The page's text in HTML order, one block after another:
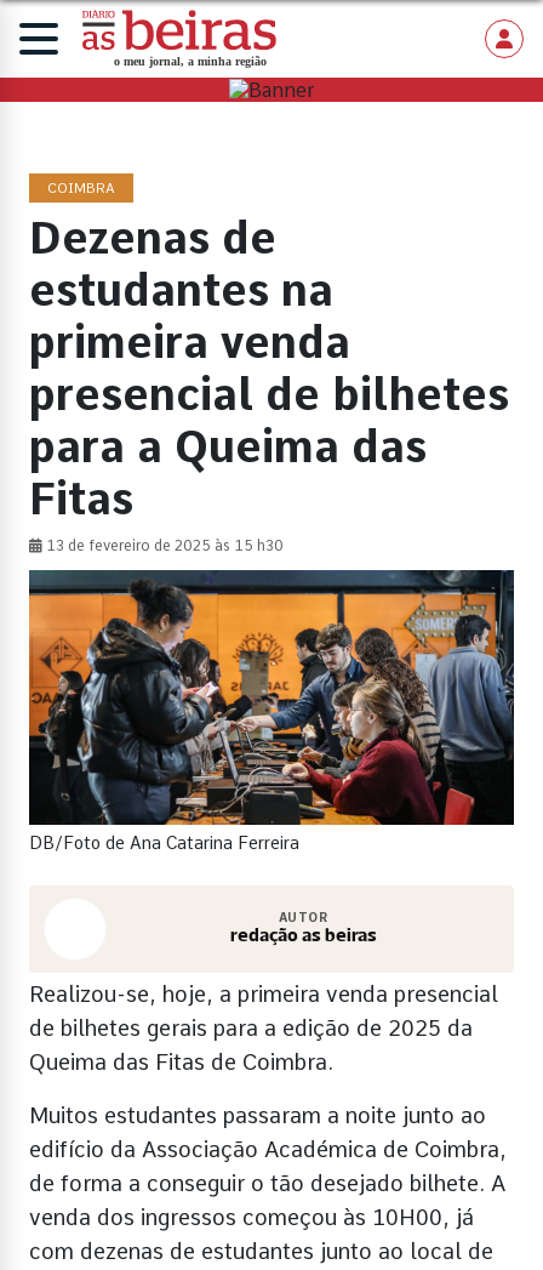
COIMBRA
Dezenas de
estudantes na
primeira venda
presencial de bilhetes
para a Queima das
Fitas
13 de fevereiro de 2025 às 15 h30
DB/Foto de Ana Catarina Ferreira
AUTOR
redação as beiras
Realizou-se, hoje, a primeira venda presencial
de bilhetes gerais para a edição de 2025 da
Queima das Fitas de Coimbra.
Muitos estudantes passaram a noite junto ao
edifício da Associação Académica de Coimbra,
de forma a conseguir o tão desejado bilhete. A
venda dos ingressos começou às 10H00, já
com dezenas de estudantes junto ao local de